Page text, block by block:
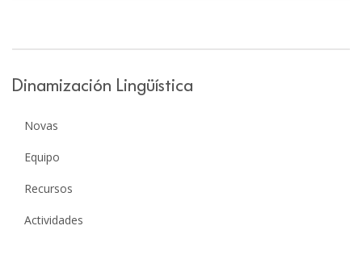
Dinamización Lingüística
Novas
Equipo
Recursos
Actividades